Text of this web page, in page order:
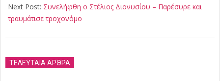
30
Next Post: Συνελήφθη ο Στέλιος Διονυσίου – Παρέσυρε και
τραυμάτισε τροχονόμο
ΤΕΛΕΥΤΑΙΑ ΑΡΘΡΑ